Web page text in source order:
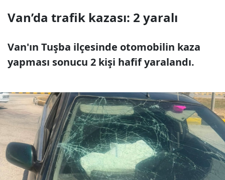
Van’da trafik kazası: 2 yaralı
Van'ın Tuşba ilçesinde otomobilin kaza
yapması sonucu 2 kişi hafif yaralandı.